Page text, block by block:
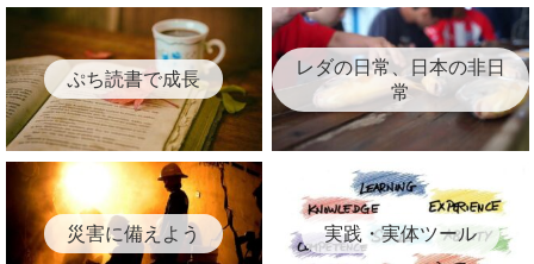
ぷち読書で成長
レダの日常、日本の非日
常
災害に備えよう 実践・実体ツール